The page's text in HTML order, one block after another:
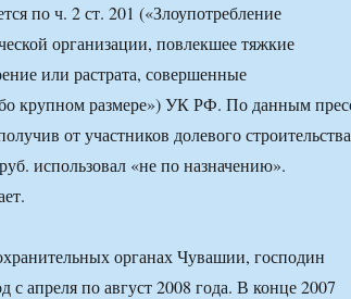
по ч. 2 ст. 201 («Злоупотребление
организации, повлекшее тяжкие
или растрата, совершенные
крупном размере») УК РФ. По данным
от участников долевого строительства
использовал «не по назначению».
органах Чувашии, господин
с апреля по август 2008 года. В конце 2007